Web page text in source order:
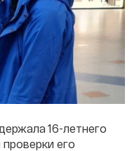
16-летнего
его